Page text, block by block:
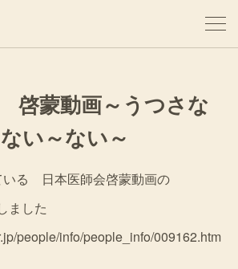
啓蒙動画～うつさな
い～ない～
いる 日本医師会啓蒙動画の
ました
people/info/people_info/009162.htm